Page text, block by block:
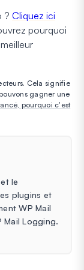
? Cliquez ici
pourquoi
Cela signifie
gagner une
pourquoi c'est
le
plugins et
WP Mail
Mail Logging.